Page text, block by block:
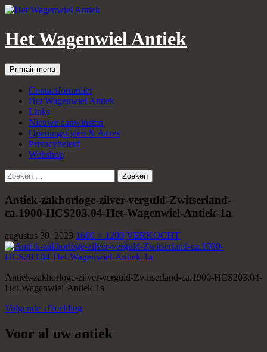
Het Wagenwiel Antiek
Zoeken
Primair menu
naar
inhoud
Contactformulier
Het Wagenwiel Antiek
Links
Nieuwe aanwinsten
Openingstijden & Adres
Privacybeleid
Webshop
Zoeken
naar:
Antiek-zakhorloge-zilver-verguld-Zwitserland-
ca.1900-HCS203.04-Het-Wagenwiel-Antiek-1a
augustus 30, 2023 1600 × 1200 VERKOCHT
Antiek-zakhorloge-zilver-verguld-Zwitserland-ca.1900-HCS203.04-
Het-Wagenwiel-Antiek-1a
Volgende afbeelding
Voor al uw antiek